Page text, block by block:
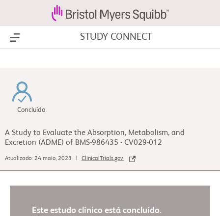
Show Menu STUDY CONNECT
Concluído
A Study to Evaluate the Absorption, Metabolism, and
Excretion (ADME) of BMS-986435 - CV029-012
Atualizado: 24 maio, 2023 | ClinicalTrials.gov
Este estudo clínico está concluído.